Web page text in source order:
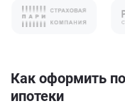
Как оформить
ипотеки